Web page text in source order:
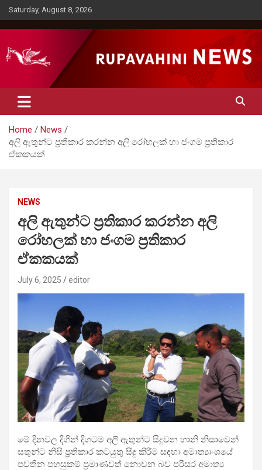
Skip
to
content
Saturday, August 8, 2026
Rupavahini News
Home
News
අලි ඇතුන්ට ප්‍රතිකාර කරන්න අලි රෝහලක් හා ජංගම ප්‍රතිකාර
ඒකකයක්
NEWS
අලි ඇතුන්ට ප්‍රතිකාර කරන්න අලි
රෝහලක් හා ජංගම ප්‍රතිකාර
ඒකකයක්
July 6, 2025 editor
මේ දිනවල දිගින් දිගටම අලි ඇතුන්ට සිදුවන හානි නිසාවෙන්
සතුන්ට නිසි ප්‍රතිකාර කටයුතු සිදු කිරීම සඳහා අමාත්‍යාංශයේ
පවතින පහසුකම් ප්‍රමාණවත් නොවන බව පරිසර අමාත්‍ය